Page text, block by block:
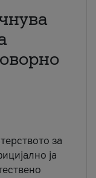
за
ја